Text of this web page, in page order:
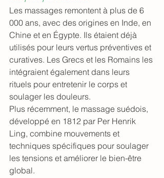
Les massages remontent à plus de 6
000 ans, avec des origines en Inde, en
Chine et en Égypte. Ils étaient déjà
utilisés pour leurs vertus préventives et
curatives. Les Grecs et les Romains les
intégraient également dans leurs
rituels pour entretenir le corps et
soulager les douleurs.
Plus récemment, le massage suédois,
développé en 1812 par Per Henrik
Ling, combine mouvements et
techniques spécifiques pour soulager
les tensions et améliorer le bien-être
global.